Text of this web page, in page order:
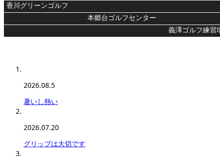
香川グリーンゴルフ
本郷台ゴルフセンター
義澤ゴルフ練習
2026.08.5
暑いし熱い
2026.07.20
グリップは大切です